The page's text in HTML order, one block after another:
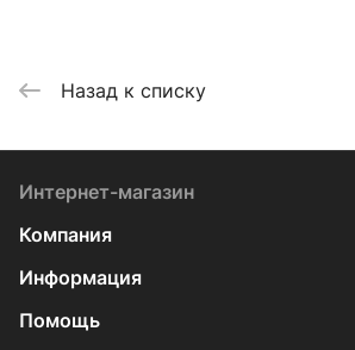
Назад к списку
Интернет-магазин
Компания
Информация
Помощь